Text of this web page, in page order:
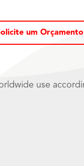
um Orçamento
use